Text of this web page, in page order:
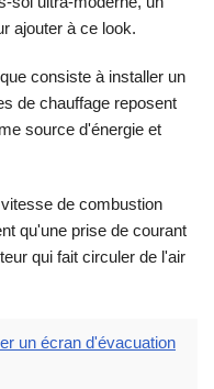
ajouter à ce look.
consiste à installer un
de chauffage reposent
source d'énergie et
de combustion
qu'une prise de courant
qui fait circuler de l'air
un écran d'évacuation